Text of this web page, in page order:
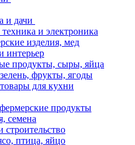
и дачи
и электроника
изделия, мед
интерьер
продукты, сыры, яйца
фрукты, ягоды
для кухни
продукты
семена
строительство
птица, яйцо